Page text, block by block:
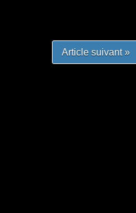
Article suivant »